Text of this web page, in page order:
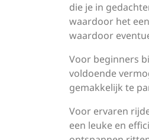
die je in
waardoor het
waardoor
Voor beginners
voldoende
gemakkelijk te
Voor ervaren
een leuke en